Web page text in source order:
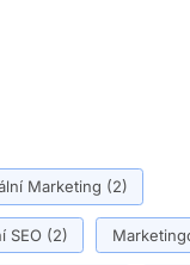
Marketing (2)
SEO(2)